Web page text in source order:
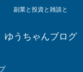
副業と投資と雑談と
ゆうちゃんブログ